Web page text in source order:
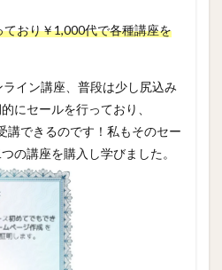
おり￥1,000代で各種講座を
イン講座、普段は少し尻込み
にセールを行っており、
講できるのです！私もそのセー
の講座を購入し学びました。